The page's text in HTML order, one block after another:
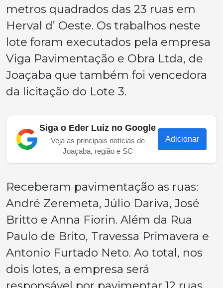
metros quadrados das 23 ruas em
Herval d’ Oeste. Os trabalhos neste
lote foram executados pela empresa
Viga Pavimentação e Obra Ltda, de
Joaçaba que também foi vencedora
da licitação do Lote 3.
Siga o Eder Luiz no Google
Veja as principais notícias de
Joaçaba, região e SC
Adicionar
Receberam pavimentação as ruas:
André Zeremeta, Júlio Dariva, José
Britto e Anna Fiorin. Além da Rua
Paulo de Brito, Travessa Primavera e
Antonio Furtado Neto. Ao total, nos
dois lotes, a empresa será